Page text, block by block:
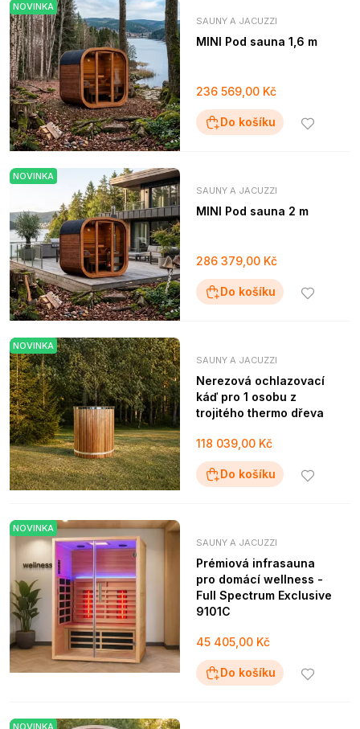
NOVINKA
SAUNY A JACUZZI
MINI Pod sauna 1,6 m
236 569,00 Kč
Do košíku
NOVINKA
SAUNY A JACUZZI
MINI Pod sauna 2 m
286 379,00 Kč
Do košíku
NOVINKA
SAUNY A JACUZZI
Nerezová ochlazovací
káď pro 1 osobu z
trojitého thermo dřeva
118 039,00 Kč
Do košíku
NOVINKA
SAUNY A JACUZZI
Prémiová infrasauna
pro domácí wellness -
Full Spectrum Exclusive
9101C
45 405,00 Kč
Do košíku
NOVINKA